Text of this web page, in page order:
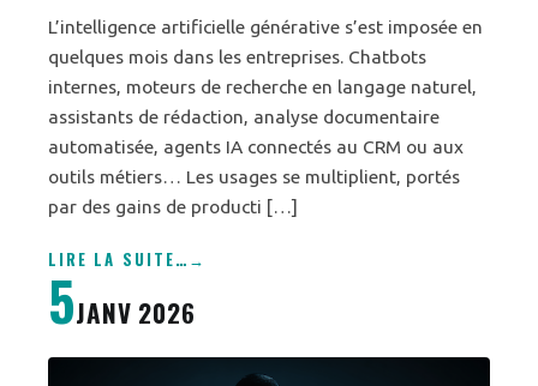
L’intelligence artificielle générative s’est imposée en
quelques mois dans les entreprises. Chatbots
internes, moteurs de recherche en langage naturel,
assistants de rédaction, analyse documentaire
automatisée, agents IA connectés au CRM ou aux
outils métiers… Les usages se multiplient, portés
par des gains de producti […]
LIRE LA SUITE…
5JANV 2026